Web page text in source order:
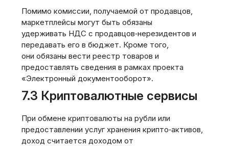
Помимо комиссии, получаемой от продавцов,
маркетплейсы могут быть обязаны
удерживать НДС с продавцов‑нерезидентов и
передавать его в бюджет. Кроме того,
они обязаны вести реестр товаров и
предоставлять сведения в рамках проекта
«Электронный документооборот».
7.3 Криптовалютные сервисы
При обмене криптовалюты на рубли или
предоставлении услуг хранения крипто‑активов,
доход считается доходом от